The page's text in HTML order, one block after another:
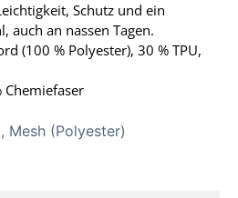
Schutz und ein
auch an nassen Tagen.
(100 % Polyester), 30 % TPU,
Chemiefaser
Mesh (Polyester)